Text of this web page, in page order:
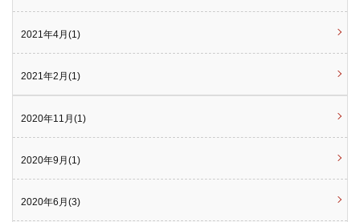
2021年4月(1)
2021年2月(1)
2020年11月(1)
2020年9月(1)
2020年6月(3)